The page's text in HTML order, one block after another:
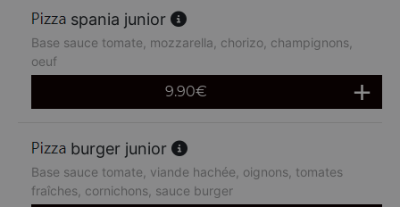
spania junior
Base sauce tomate, mozzarella, chorizo, champignons,
oeuf
9.90€
burger junior
Base sauce tomate, viande hachée, oignons, tomates
fraîches, cornichons, sauce burger